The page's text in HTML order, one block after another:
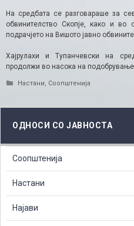
На средбата се разговараше за
обвинителство Скопје, како и во
подрачјето на Вишото јавно
Хајрулахи и Тупанчевски на
продолжи во насока на подобрување
Categories
Настани, Соопштенија
ОДНОСИ СО ЈАВНОСТА
Соопштенија
Настани
Најави